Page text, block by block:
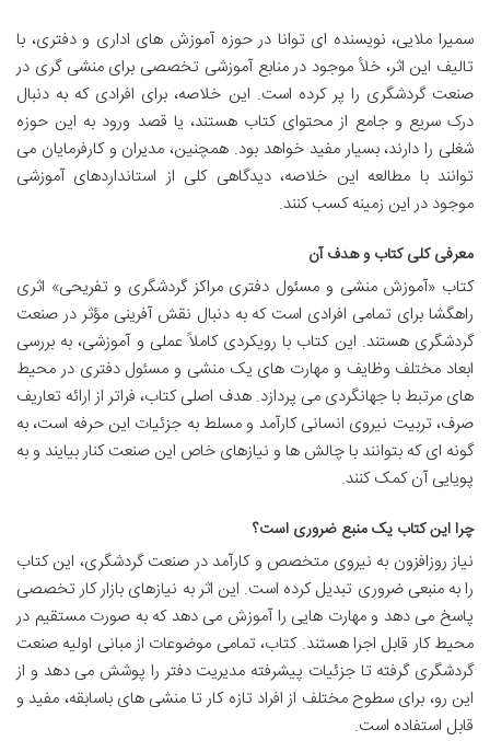
سمیرا ملایی، نویسنده ای توانا در حوزه آموزش های اداری و دفتری، با
تالیف این اثر، خلأ موجود در منابع آموزشی تخصصی برای منشی گری در
صنعت گردشگری را پر کرده است. این خلاصه، برای افرادی که به دنبال
درک سریع و جامع از محتوای کتاب هستند، یا قصد ورود به این حوزه
شغلی را دارند، بسیار مفید خواهد بود. همچنین، مدیران و کارفرمایان می
توانند با مطالعه این خلاصه، دیدگاهی کلی از استانداردهای آموزشی
موجود در این زمینه کسب کنند.
معرفی کلی کتاب و هدف آن
کتاب «آموزش منشی و مسئول دفتری مراکز گردشگری و تفریحی» اثری
راهگشا برای تمامی افرادی است که به دنبال نقش آفرینی مؤثر در صنعت
گردشگری هستند. این کتاب با رویکردی کاملاً عملی و آموزشی، به بررسی
ابعاد مختلف وظایف و مهارت های یک منشی و مسئول دفتری در محیط
های مرتبط با جهانگردی می پردازد. هدف اصلی کتاب، فراتر از ارائه تعاریف
صرف، تربیت نیروی انسانی کارآمد و مسلط به جزئیات این حرفه است، به
گونه ای که بتوانند با چالش ها و نیازهای خاص این صنعت کنار بیایند و به
پویایی آن کمک کنند.
چرا این کتاب یک منبع ضروری است؟
نیاز روزافزون به نیروی متخصص و کارآمد در صنعت گردشگری، این کتاب
را به منبعی ضروری تبدیل کرده است. این اثر به نیازهای بازار کار تخصصی
پاسخ می دهد و مهارت هایی را آموزش می دهد که به صورت مستقیم در
محیط کار قابل اجرا هستند. کتاب، تمامی موضوعات از مبانی اولیه صنعت
گردشگری گرفته تا جزئیات پیشرفته مدیریت دفتر را پوشش می دهد و از
این رو، برای سطوح مختلف از افراد تازه کار تا منشی های باسابقه، مفید و
قابل استفاده است.